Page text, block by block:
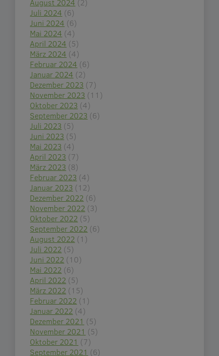
August 2024 (2)
Juli 2024 (6)
Juni 2024 (6)
Mai 2024 (4)
April 2024 (5)
März 2024 (4)
Februar 2024 (6)
Januar 2024 (2)
Dezember 2023 (7)
November 2023 (11)
Oktober 2023 (4)
September 2023 (6)
Juli 2023 (5)
Juni 2023 (5)
Mai 2023 (4)
April 2023 (7)
März 2023 (8)
Februar 2023 (4)
Januar 2023 (12)
Dezember 2022 (6)
November 2022 (3)
Oktober 2022 (5)
September 2022 (6)
August 2022 (1)
Juli 2022 (5)
Juni 2022 (10)
Mai 2022 (6)
April 2022 (5)
März 2022 (15)
Februar 2022 (1)
Januar 2022 (4)
Dezember 2021 (5)
November 2021 (5)
Oktober 2021 (7)
September 2021 (6)